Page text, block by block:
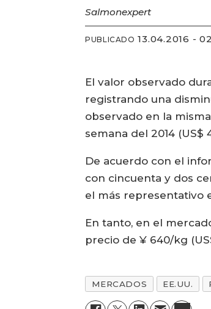
Salmonexpert
PUBLICADO 13.04.2016 -
El valor observado
registrando una
observado en la
semana del 2014 (US$
De acuerdo con el
con cincuenta y dos
el más representativo
En tanto, en el
precio de ¥ 640/kg
MERCADOS EE.UU.